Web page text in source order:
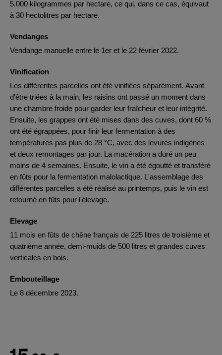
5.000 kilogrammes par hectare, ce qui, dans ce cas, équivaut
à 30 hectolitres par hectare.
Vendanges
Vendange manuelle entre le 1er et le 22 février 2022.
Vinification
Les différentes parcelles ont été vinifiées séparément. Avant
d'être triées à la main, les raisins ont passé un moment dans
une chambre froide pour garder leur fraîcheur et leur intégrité.
Ensuite, les grappes ont été mises dans des cuves, dont 60 %
ont été égrappées, pour finir leur fermentation à des
températures pas plus de 28 °C, avec des levures indigènes
et deux remontages par jour. La macération a duré un peu
moins de 4 semaines. Ensuite, le vin a été égoutté et transféré
en fûts pour la fermentation malolactique. L'assemblage des
différentes parcelles a été réalisé au printemps, puis le vin est
retourné en fûts pour l'élevage.
Elevage
11 mois en fûts de chêne français de 225 litres de troisième et
quatrième année, demi-muids de 500 litres et grandes cuves
verticales en bois.
Embouteillage
Le 8 décembre 2023.